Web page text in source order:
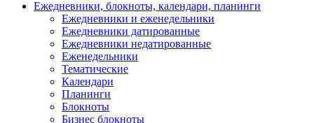
Ежедневники, блокноты, календари, планинги
Ежедневники и еженедельники
Ежедневники датированные
Ежедневники недатированные
Еженедельники
Тематические
Календари
Планинги
Блокноты
Бизнес блокноты